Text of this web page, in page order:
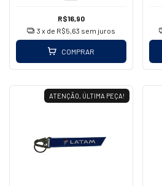
R$16,90
3 x de R$5,63 sem juros
COMPRAR
ATENÇÃO, ÚLTIMA PEÇA!